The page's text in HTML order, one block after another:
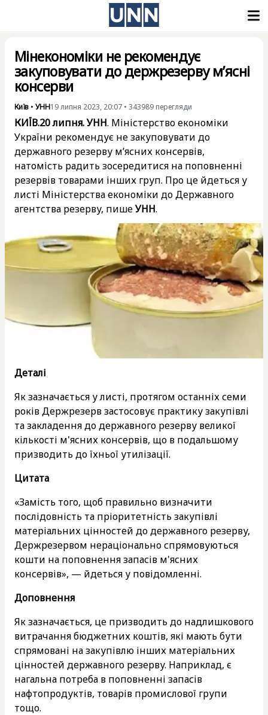
Мінекономіки не рекомендує
закуповувати до держрезерву м’ясні
консерви
Київ • УНН19 липня 2023, 20:07 • 343989 перегляди
КИЇВ.20 липня. УНН. Міністерство економіки
України рекомендує не закуповувати до
державного резерву м’ясних консервів,
натомість радить зосередитися на поповненні
резервів товарами інших груп. Про це йдеться у
листі Міністерства економіки до Державного
агентства резерву, пишеУНН.
Деталі
Як зазначається у листі, протягом останніх семи
років Держрезерв застосовує практику закупівлі
та закладення до державного резерву великої
кількості м'ясних консервів, що в подальшому
призводить до їхньої утилізації.
Цитата
«Замість того, щоб правильно визначити
послідовність та пріоритетність закупівлі
матеріальних цінностей до державного резерву,
Держрезервом нераціонально спрямовуються
кошти на поповнення запасів м'ясних
консервів», — йдеться у повідомленні.
Доповнення
Як зазначається, це призводить до надлишкового
витрачання бюджетних коштів, які мають бути
спрямовані на закупівлю інших матеріальних
цінностей державного резерву. Наприклад, є
нагальна потреба в поповненні запасів
нафтопродуктів, товарів промислової групи
тощо.